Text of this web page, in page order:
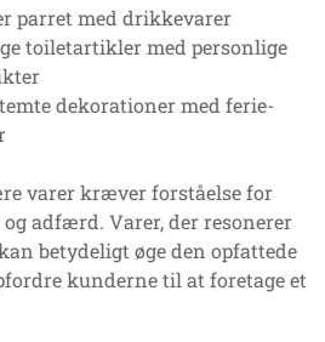
parret med drikkevarer
toiletartikler med personlige
dekorationer med ferie-
varer kræver forståelse for
adfærd. Varer, der resonerer
betydeligt øge den opfattede
kunderne til at foretage et